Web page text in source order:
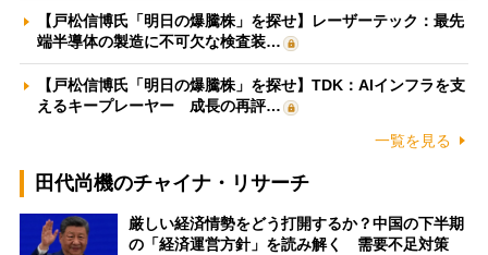
【戸松信博氏「明日の爆騰株」を探せ】レーザーテック：最先
端半導体の製造に不可欠な検査装…
【戸松信博氏「明日の爆騰株」を探せ】TDK：AIインフラを支
えるキープレーヤー 成長の再評…
一覧を見る
田代尚機のチャイナ・リサーチ
厳しい経済情勢をどう打開するか？中国の下半期
の「経済運営方針」を読み解く 需要不足対策